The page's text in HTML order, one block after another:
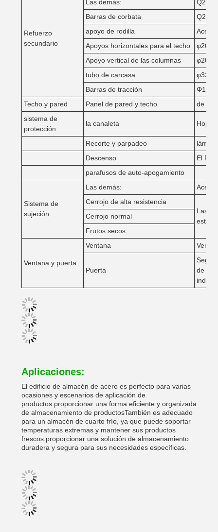
Refuerzo
secundario
Las demás:
Barras de corbata
apoyo de rodilla
Acero
Apoyos horizontales para el techo
φ20,
Apoyo vertical de las columnas
φ20,
tubo de carcasa
φ32
Barras de tracción
Φ10
Techo y pared
Panel de pared y techo
de
sistema de
protección
la canaleta Hojas
Recorte y parpadeo
Descenso
El PVC
parafusos de auto-apogamiento
Sistema de
sujeción
Las demás:
Acero
Cerrojo de alta resistencia
Las
Cerrojo normal
Frutos secos
Ventana y puerta
Ventana
Puerta
de
Aplicaciones:
El edificio de almacén de acero es perfecto para varias
ocasiones y escenarios de aplicación de
productos.proporcionar una forma eficiente y organizada
de almacenamiento de productosTambién es adecuado
para un almacén de cuarto frío, ya que puede soportar
temperaturas extremas y mantener sus productos
frescos.proporcionar una solución de almacenamiento
duradera y segura para sus necesidades específicas.